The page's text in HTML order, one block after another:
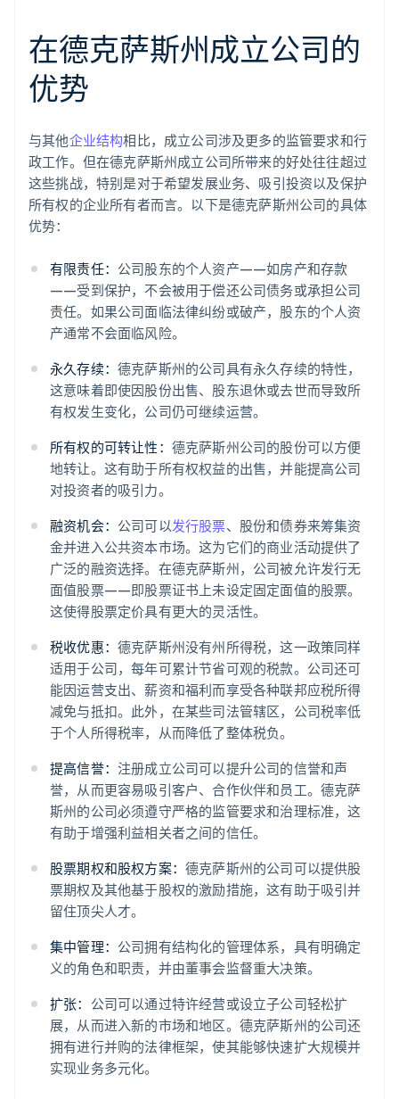
在德克萨斯州成立公司的
优势
与其他企业结构相比，成立公司涉及更多的监管要求和行
政工作。但在德克萨斯州成立公司所带来的好处往往超过
这些挑战，特别是对于希望发展业务、吸引投资以及保护
所有权的企业所有者而言。以下是德克萨斯州公司的具体
优势：
有限责任： 公司股东的个人资产——如房产和存款
——受到保护，不会被用于偿还公司债务或承担公司
责任。如果公司面临法律纠纷或破产，股东的个人资
产通常不会面临风险。
永久存续： 德克萨斯州的公司具有永久存续的特性，
这意味着即使因股份出售、股东退休或去世而导致所
有权发生变化，公司仍可继续运营。
所有权的可转让性： 德克萨斯州公司的股份可以方便
地转让。这有助于所有权权益的出售，并能提高公司
对投资者的吸引力。
融资机会： 公司可以发行股票、股份和债券来筹集资
金并进入公共资本市场。这为它们的商业活动提供了
广泛的融资选择。在德克萨斯州，公司被允许发行无
面值股票——即股票证书上未设定固定面值的股票。
这使得股票定价具有更大的灵活性。
税收优惠： 德克萨斯州没有州所得税，这一政策同样
适用于公司，每年可累计节省可观的税款。公司还可
能因运营支出、薪资和福利而享受各种联邦应税所得
减免与抵扣。此外，在某些司法管辖区，公司税率低
于个人所得税率，从而降低了整体税负。
提高信誉： 注册成立公司可以提升公司的信誉和声
誉，从而更容易吸引客户、合作伙伴和员工。德克萨
斯州的公司必须遵守严格的监管要求和治理标准，这
有助于增强利益相关者之间的信任。
股票期权和股权方案： 德克萨斯州的公司可以提供股
票期权及其他基于股权的激励措施，这有助于吸引并
留住顶尖人才。
集中管理： 公司拥有结构化的管理体系，具有明确定
义的角色和职责，并由董事会监督重大决策。
扩张： 公司可以通过特许经营或设立子公司轻松扩
展，从而进入新的市场和地区。德克萨斯州的公司还
拥有进行并购的法律框架，使其能够快速扩大规模并
实现业务多元化。